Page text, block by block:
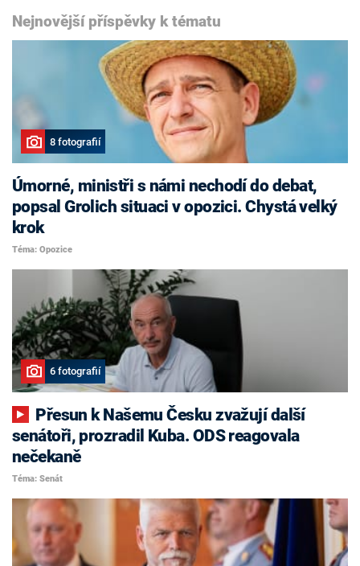
Nejnovější příspěvky k tématu
8 fotografií
Úmorné, ministři s námi nechodí do debat,
popsal Grolich situaci v opozici. Chystá velký
krok
Téma: Opozice
6 fotografií
senátoři, prozradil Kuba. ODS reagovala
nečekaně
Téma: Senát